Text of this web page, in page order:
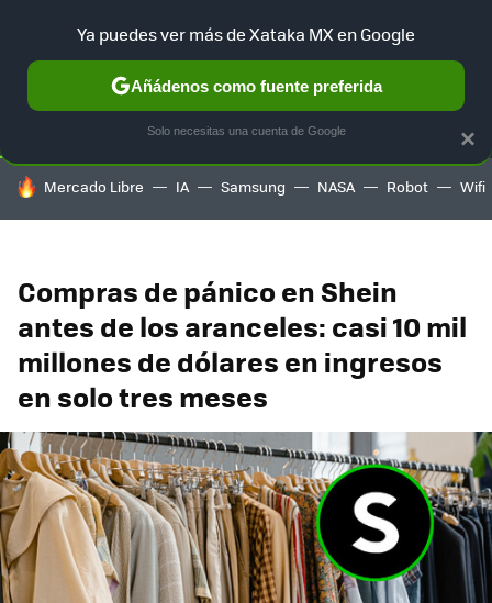
SELECCIÓN GAMING HOME AUTO TERRITORIO
HOY SE HABLA DE
Mercado Libre IA Samsung NASA Robot Wifi
Compras de pánico en Shein
antes de los aranceles: casi 10 mil
millones de dólares en ingresos
en solo tres meses
×
Ya puedes ver más de Xataka MX en Google
Añádenos como fuente preferida
Solo necesitas una cuenta de Google